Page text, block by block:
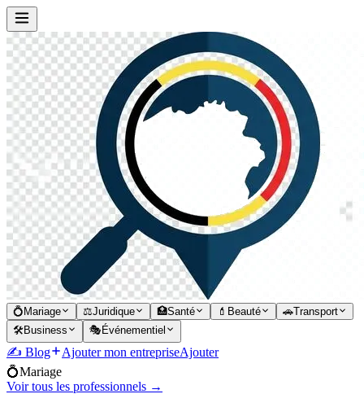
💍 Mariage ⚖️Juridique 🏥Santé 💄 Beauté 🚗Transport
🛠️Business 🎭 Événementiel
✍️ Blog Ajouter mon entrepriseAjouter
💍Mariage
Voir tous les professionnels →